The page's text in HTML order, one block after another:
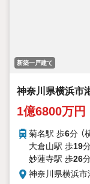
新築一戸建て
神奈川県横浜市
1億6800万円
菊名駅 歩6分 （
大倉山駅 歩19
妙蓮寺駅 歩26
神奈川県横浜市